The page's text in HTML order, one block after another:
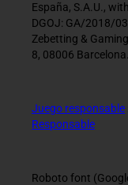
España, S.A.U.,
DGOJ: GA/2018/
Zebetting &
8, 08006
Juego responsable
Responsable
Roboto font